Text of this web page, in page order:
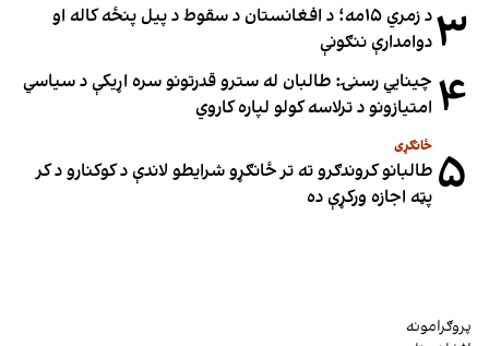
۳
د زمري ۱۵مه؛ د افغانستان د سقوط د پیل پنځه کاله او
دوامدارې ننګونې
۴ چینایي رسنۍ: طالبان له سترو قدرتونو سره اړیکې د سیاسي
امتیازونو د ترلاسه کولو لپاره کاروي
۵ ځانګړی
طالبانو کروندګرو ته تر ځانګړو شرایطو لاندې د کوکنارو د کر
پټه اجازه ورکړې ده
پروګرامونه